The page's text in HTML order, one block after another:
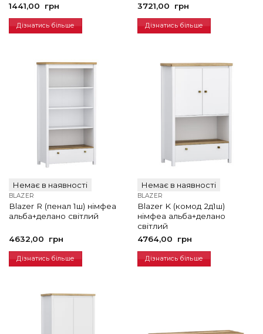
1441,00 грн
Дізнатись більше
3721,00
грн
Дізнатись більше
Немає в наявності
BLAZER
Blazer R (пенал 1ш) німфеа
альба+делано світлий
4632,00 грн
Дізнатись більше
Немає в наявності
BLAZER
Blazer K (комод 2д1ш)
німфеа альба+делано
світлий
4764,00
грн
Дізнатись більше